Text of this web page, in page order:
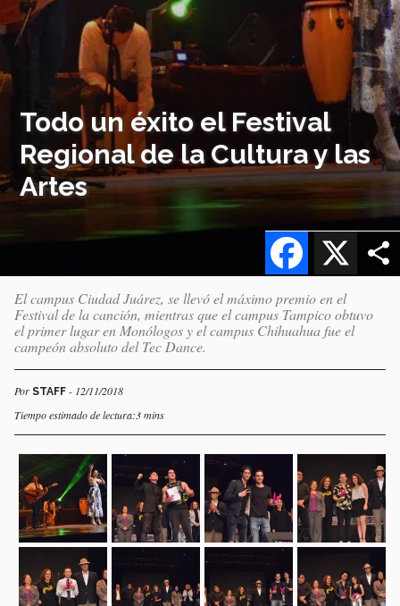
Todo un éxito el Festival
Regional de la Cultura y las
Artes
X
Facebook
El campus Ciudad Juárez, se llevó el máximo premio en el
Festival de la canción, mientras que el campus Tampico obtuvo
el primer lugar en Monólogos y el campus Chihuahua fue el
campeón absoluto del Tec Dance.
Por STAFF - 12/11/2018
Tiempo estimado de lectura:3 mins